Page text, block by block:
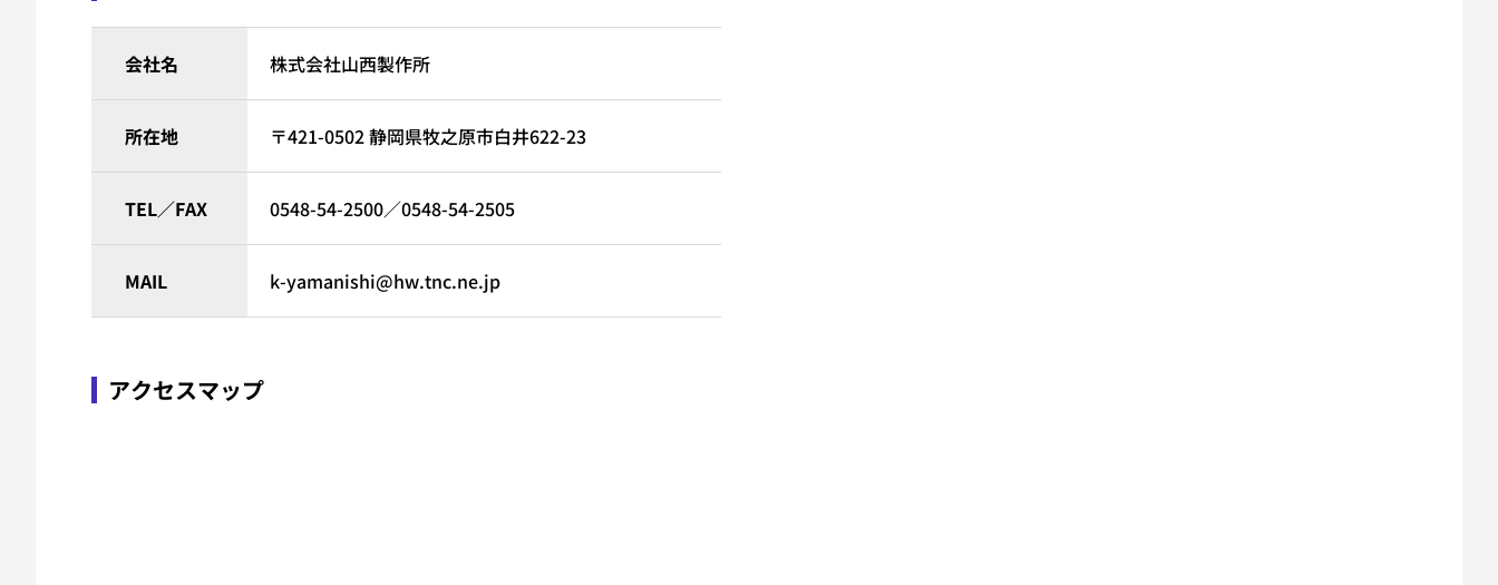
会社名 株式会社山西製作所
所在地 〒421-0502静岡県牧之原市白井622-23
TEL／FAX 0548-54-2500／0548-54-2505
MAIL k-yamanishi@hw.tnc.ne.jp
アクセスマップ